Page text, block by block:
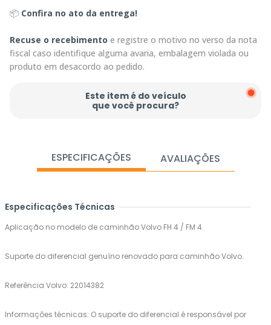
📦 Confira no ato da entrega!
Recuse o recebimento e registre o motivo no verso da nota
fiscal caso identifique alguma avaria, embalagem violada ou
produto em desacordo ao pedido.
Este item é do veículo
que você procura?
ESPECIFICAÇÕES AVALIAÇÕES
Especificações Técnicas
Aplicação no modelo de caminhão Volvo FH 4 / FM 4.
Suporte do diferencial genuíno renovado para caminhão Volvo.
Referência Volvo: 22014382
Informações técnicas: O suporte do diferencial é responsável por